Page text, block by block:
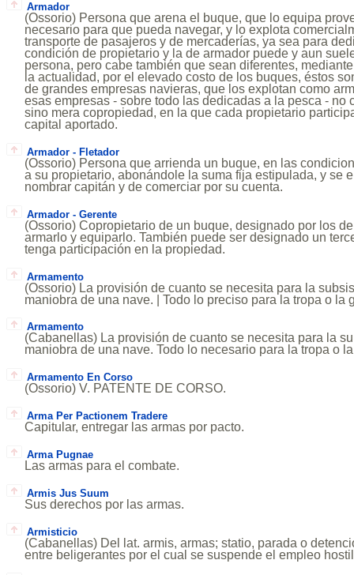
Armador
(Ossorio) Persona que arena el buque, que lo equipa
necesario para que pueda navegar, y lo explota
transporte de pasajeros y de mercaderías, ya sea para
condición de propietario y la de armador puede y aun
persona, pero cabe también que sean diferentes,
la actualidad, por el elevado costo de los buques, éstos
de grandes empresas navieras, que los explotan como
esas empresas - sobre todo las dedicadas a la pesca - no
sino mera copropiedad, en la que cada propietario
capital aportado.
Armador - Fletador
(Ossorio) Persona que arrienda un buque, en las
a su propietario, abonándole la suma fija estipulada, y se
nombrar capitán y de comerciar por su cuenta.
Armador - Gerente
(Ossorio) Copropietario de un buque, designado por los
armarlo y equiparlo. También puede ser designado un
tenga participación en la propiedad.
Armamento
(Ossorio) La provisión de cuanto se necesita para la
maniobra de una nave. | Todo lo preciso para la tropa o la
Armamento
(Cabanellas) La provisión de cuanto se necesita para la
maniobra de una nave. Todo lo necesario para la tropa o
Armamento En Corso
(Ossorio) V. PATENTE DE CORSO.
Arma Per Pactionem Tradere
Capitular, entregar las armas por pacto.
Arma Pugnae
Las armas para el combate.
Armis Jus Suum
Sus derechos por las armas.
Armisticio
(Cabanellas) Del lat. armis, armas; statio, parada o
entre beligerantes por el cual se suspende el empleo